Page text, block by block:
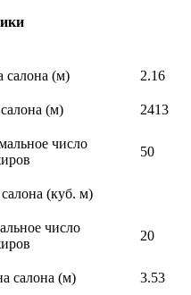
салона (м) 2.16
(м) 2413
число
50
(куб. м)
число
20
салона (м) 3.53